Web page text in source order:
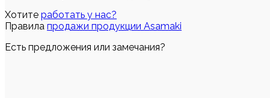
Хотите работать у нас?
Правила продажи продукции Asamaki
Есть предложения или замечания?